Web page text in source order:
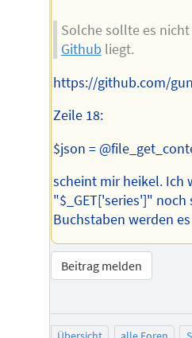
Solche sollte es
Github liegt.
https://github.com/
Zeile 18:
$json =
scheint mir heikel. Ich
"$_GET['series']"
Buchstaben werden
Beitrag melden